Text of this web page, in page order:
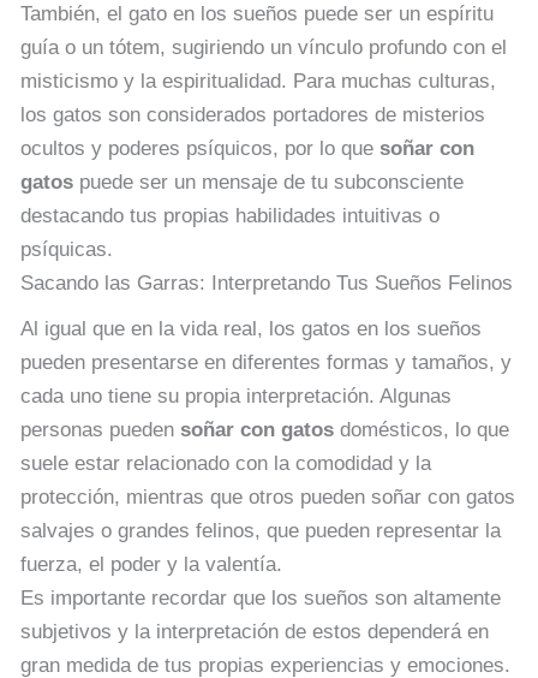
También, el gato en los sueños puede ser un espíritu
guía o un tótem, sugiriendo un vínculo profundo con el
misticismo y la espiritualidad. Para muchas culturas,
los gatos son considerados portadores de misterios
ocultos y poderes psíquicos, por lo que soñar con
gatos puede ser un mensaje de tu subconsciente
destacando tus propias habilidades intuitivas o
psíquicas.
Sacando las Garras: Interpretando Tus Sueños Felinos
Al igual que en la vida real, los gatos en los sueños
pueden presentarse en diferentes formas y tamaños, y
cada uno tiene su propia interpretación. Algunas
personas pueden soñar con gatos domésticos, lo que
suele estar relacionado con la comodidad y la
protección, mientras que otros pueden soñar con gatos
salvajes o grandes felinos, que pueden representar la
fuerza, el poder y la valentía.
Es importante recordar que los sueños son altamente
subjetivos y la interpretación de estos dependerá en
gran medida de tus propias experiencias y emociones.